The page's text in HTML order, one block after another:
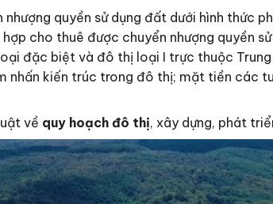
quyền sử dụng đất dưới hình thức
cho thuê được chuyển nhượng quyền
đặc biệt và đô thị loại I trực thuộc
nhấn kiến trúc trong đô thị; mặt tiền các
về quy hoạch đô thị, xây dựng, phát